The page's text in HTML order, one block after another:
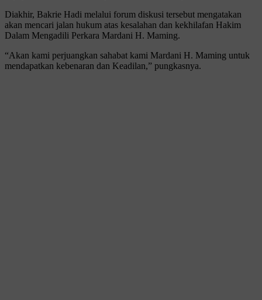
Diakhir, Bakrie Hadi melalui forum diskusi tersebut mengatakan
akan mencari jalan hukum atas kesalahan dan kekhilafan Hakim
Dalam Mengadili Perkara Mardani H. Maming.
“Akan kami perjuangkan sahabat kami Mardani H. Maming untuk
mendapatkan kebenaran dan Keadilan,” pungkasnya.